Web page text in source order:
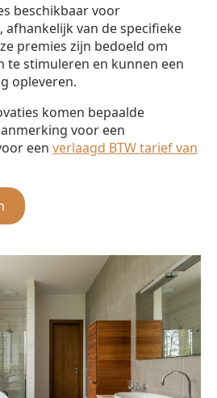
beschikbaar voor
, afhankelijk van de specifieke
premies zijn bedoeld om
stimuleren en kunnen een
opleveren.
komen bepaalde
voor een
een verlaagd BTW tarief van